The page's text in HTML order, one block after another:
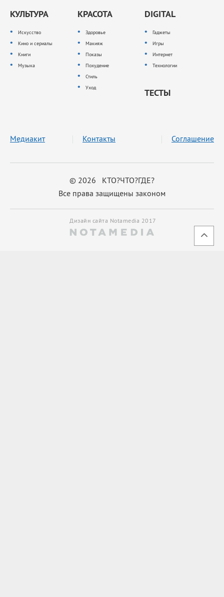
КУЛЬТУРА
Искусство
Кино и сериалы
Книги
Музыка
КРАСОТА
Здоровье
Макияж
Показы
Похудение
Стиль
Уход
DIGITAL
Гаджеты
Игры
Интернет
Технологии
ТЕСТЫ
© 2026 КТО?ЧТО?ГДЕ?
Все права защищены законом
Медиакит Контакты Соглашение
Дизайн сайта Notamedia 2017